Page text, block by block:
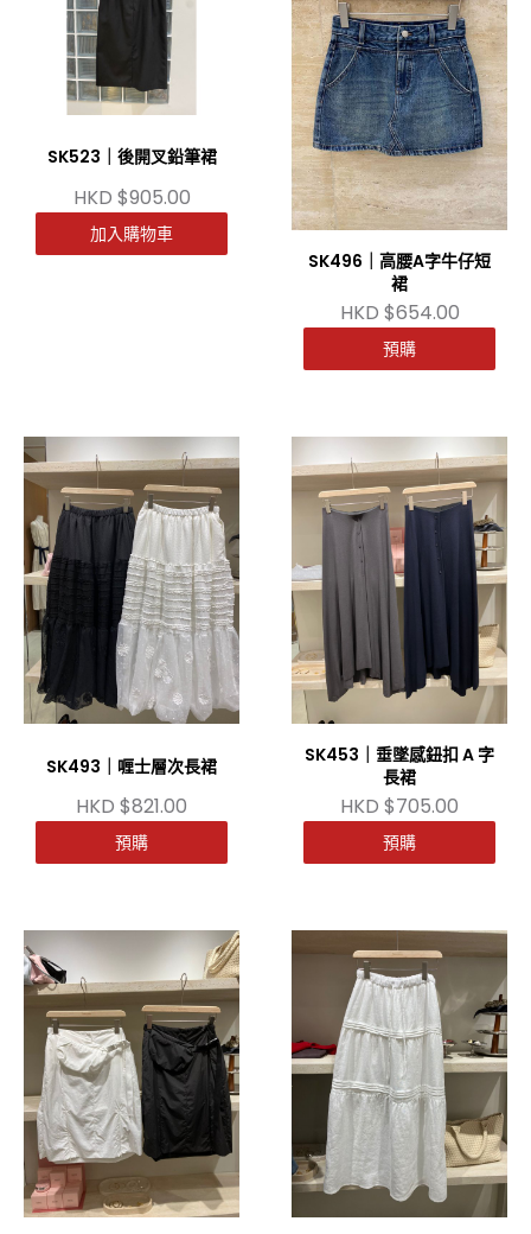
SK523｜後開叉鉛筆裙
HKD $905.00
加入購物車
SK496｜高腰A字牛仔短
裙
HKD $654.00
預購
SK493｜喱士層次長裙
HKD $821.00
預購
SK453｜垂墜感鈕扣 A 字
長裙
HKD $705.00
預購